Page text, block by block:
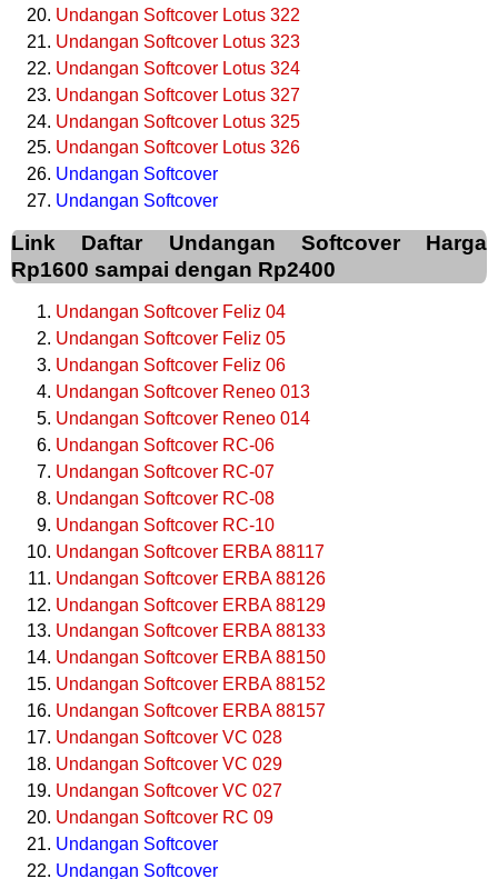
Undangan Softcover Lotus 322
Undangan Softcover Lotus 323
Undangan Softcover Lotus 324
Undangan Softcover Lotus 327
Undangan Softcover Lotus 325
Undangan Softcover Lotus 326
Undangan Softcover
Undangan Softcover
Link Daftar Undangan Softcover Harga
Rp1600 sampai dengan Rp2400
Undangan Softcover Feliz 04
Undangan Softcover Feliz 05
Undangan Softcover Feliz 06
Undangan Softcover Reneo 013
Undangan Softcover Reneo 014
Undangan Softcover RC-06
Undangan Softcover RC-07
Undangan Softcover RC-08
Undangan Softcover RC-10
Undangan Softcover ERBA 88117
Undangan Softcover ERBA 88126
Undangan Softcover ERBA 88129
Undangan Softcover ERBA 88133
Undangan Softcover ERBA 88150
Undangan Softcover ERBA 88152
Undangan Softcover ERBA 88157
Undangan Softcover VC 028
Undangan Softcover VC 029
Undangan Softcover VC 027
Undangan Softcover RC 09
Undangan Softcover
Undangan Softcover